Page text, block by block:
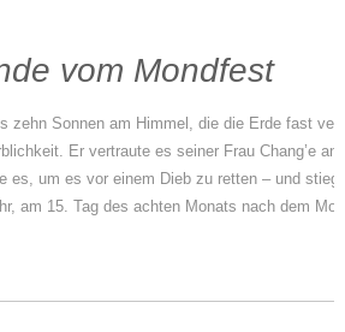
vom Mondfest
zehn Sonnen am Himmel, die die Erde fast
Er vertraute es seiner Frau Chang’e an.
es, um es vor einem Dieb zu retten – und
am 15. Tag des achten Monats nach dem